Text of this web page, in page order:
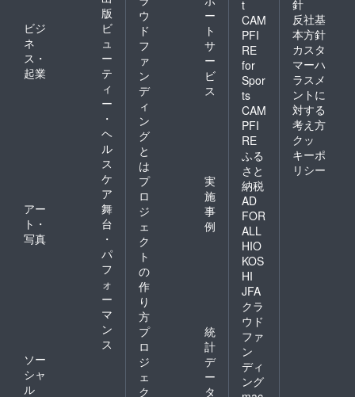
ご希望
のお名
前での
履行が
難しい
場合が
ござい
ますこ
と予め
ご了承
くださ
い。 ※
リター
ン品へ
だきま
す。 ⑤
クラウ
ドファ
ンディ
ング限
定ブロ
マイド
開催
後、タ
レント
直筆サ
インを
入れた
版
ビジ
ネ
ス・
起業
ビ
ュ
ー
テ
ィ
ー
・
ヘ
ル
ス
ケ
ア
アー
ト・
写真
舞
台
・
パ
フ
ォ
ー
マ
ン
ス
ソー
シャ
ル
ウ
ド
フ
ァ
ン
デ
ィ
ン
グ
と
は
ー
ト
サ
ー
ビ
ス
プ
ロ
ジ
ェ
ク
ト
の
作
り
方
実
施
事
例
プ
ロ
ジ
ェ
ク
統
計
デ
ー
タ
t
CAM
PFI
RE
for
Spor
ts
CAM
PFI
RE
ふる
さと
納税
AD
FOR
ALL
HIO
KOS
HI
JFA
クラ
ウド
ファ
ン
ディ
ング
針
反社基
本方針
カスタ
マーハ
ラスメ
ントに
対する
考え方
クッ
キーポ
リシー